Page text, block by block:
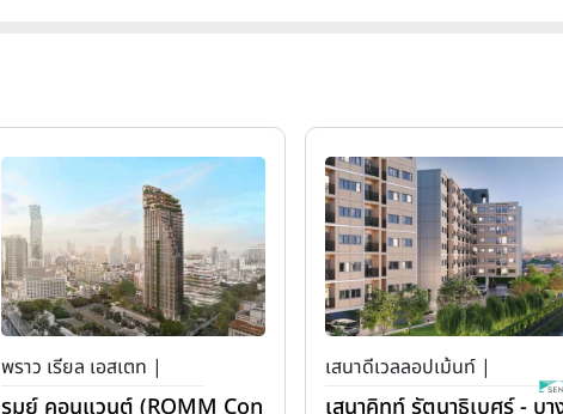
พราว เรียล เอสเตท |
รมย์ คอนแวนต์ (ROMM Con
เสนาดีเวลลอปเม้นท์ |
เสนาคิทท์ รัตนาธิเบศร์ - บา